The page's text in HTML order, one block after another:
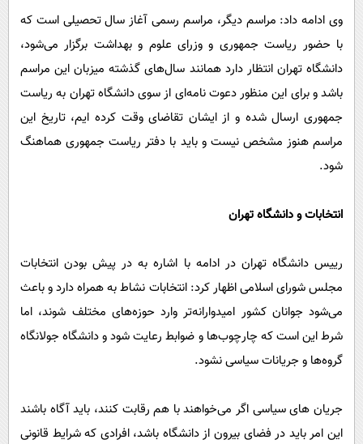
حوادث
سلامت
فرهنگی
بین الملل
دانلود
وی ادامه داد: مراسم دیگر، مراسم رسمی آغاز سال تحصیلی است که
با حضور ریاست جمهوری و وزرای علوم و بهداشت برگزار می‌شود،
دانشگاه تهران انتظار دارد همانند سال‌های گذشته میزبان این مراسم
باشد و برای این منظور دعوت نامه‌ای از سوی دانشگاه تهران به ریاست
جمهوری ارسال شده و از ایشان تقاضای وقت کرده ایم، تاریخ این
مراسم هنوز مشخص نیست و باید با دفتر ریاست جمهوری هماهنگ
شود.
انتخابات و دانشگاه تهران
رییس دانشگاه تهران در ادامه با اشاره به در پیش بودن انتخابات
مجلس شورای اسلامی اظهار کرد: انتخابات نشاط به همراه دارد و باعث
می‌شود جوانان کشور امیدوارانه‌تر وارد حوزه‌های مختلف شوند، اما
شرط این است که چارچوب‌ها و ضوابط رعایت شود و دانشگاه جولانگاه
گروه‌ها و جریانات سیاسی نشود.
جریان های سیاسی اگر می‌خواهند با هم رقابت کنند، باید آگاه باشند
این امر باید در فضای بیرون از دانشگاه باشد، افرادی که شرایط قانونی